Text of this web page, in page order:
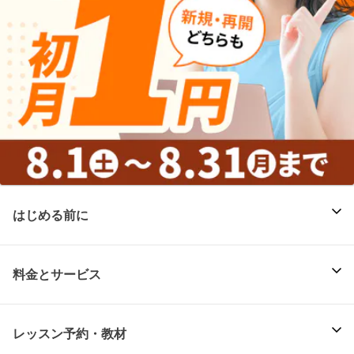
はじめる前に
料金とサービス
レッスン予約・教材